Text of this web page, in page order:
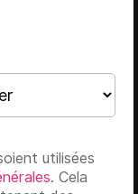
utilisées
. Cela